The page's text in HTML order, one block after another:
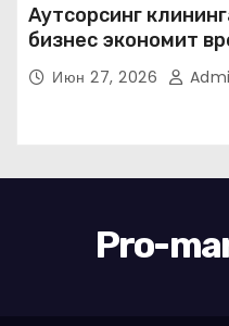
Аутсорсинг
бизнес экономит
Июн 27, 2026
Pro-